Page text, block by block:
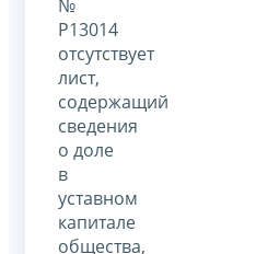
№
Р13014
отсутствует
лист,
содержащий
сведения
о доле
в
уставном
капитале
общества,